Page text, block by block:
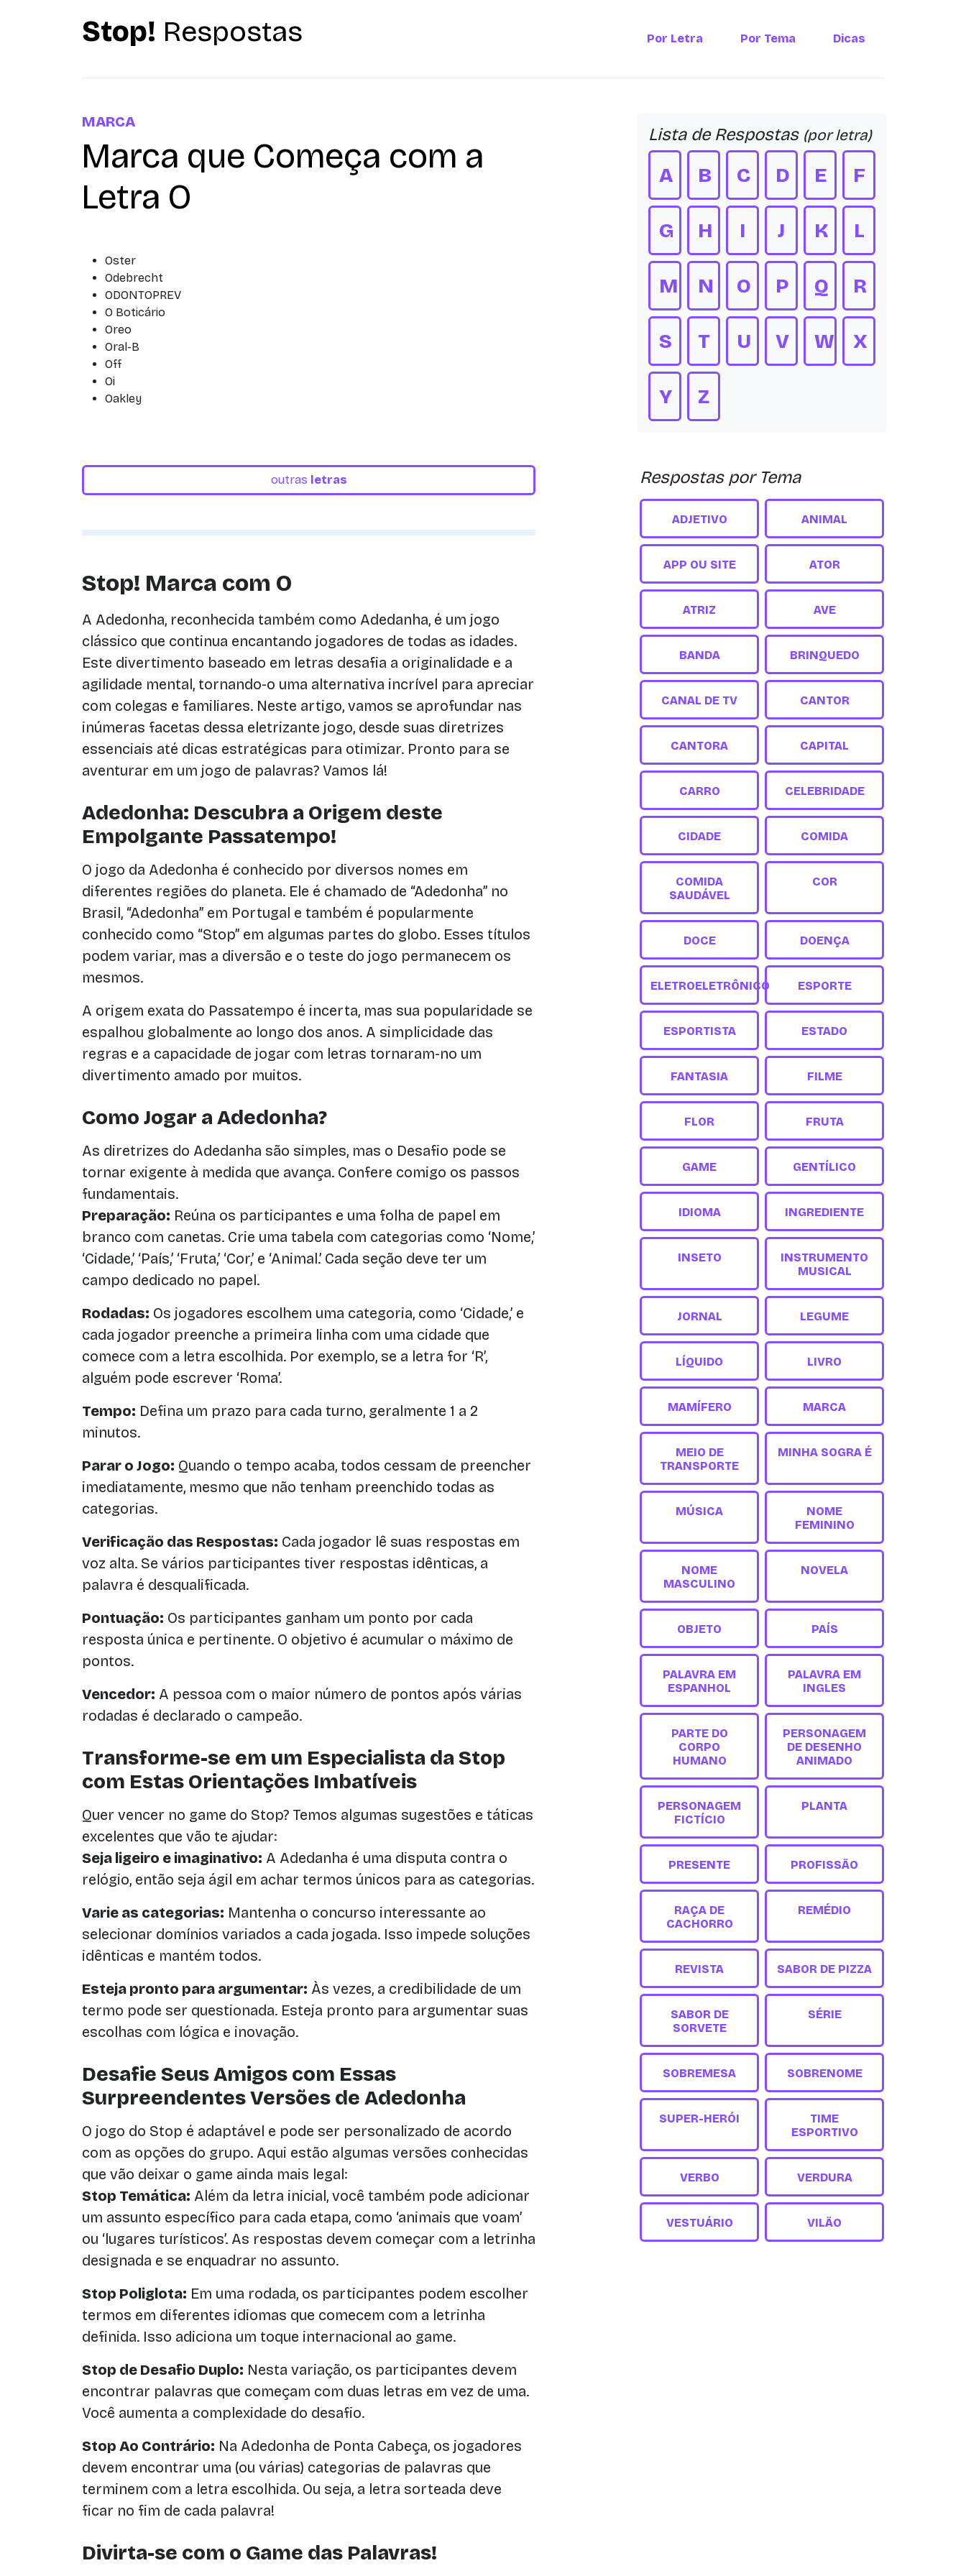
Stop! Respostas Por Letra Por Tema Dicas
MARCA
Marca que Começa com a
Letra O
Oster
Odebrecht
ODONTOPREV
O Boticário
Oreo
Oral-B
Off
Oi
Oakley
outras letras
Stop! Marca com O
A Adedonha, reconhecida também como Adedanha, é um jogo
clássico que continua encantando jogadores de todas as idades.
Este divertimento baseado em letras desafia a originalidade e a
agilidade mental, tornando-o uma alternativa incrível para apreciar
com colegas e familiares. Neste artigo, vamos se aprofundar nas
inúmeras facetas dessa eletrizante jogo, desde suas diretrizes
essenciais até dicas estratégicas para otimizar. Pronto para se
aventurar em um jogo de palavras? Vamos lá!
Adedonha: Descubra a Origem deste
Empolgante Passatempo!
O jogo da Adedonha é conhecido por diversos nomes em
diferentes regiões do planeta. Ele é chamado de “Adedonha” no
Brasil, “Adedonha” em Portugal e também é popularmente
conhecido como “Stop” em algumas partes do globo. Esses títulos
podem variar, mas a diversão e o teste do jogo permanecem os
mesmos.
A origem exata do Passatempo é incerta, mas sua popularidade se
espalhou globalmente ao longo dos anos. A simplicidade das
regras e a capacidade de jogar com letras tornaram-no um
divertimento amado por muitos.
Como Jogar a Adedonha?
As diretrizes do Adedanha são simples, mas o Desafio pode se
tornar exigente à medida que avança. Confere comigo os passos
fundamentais.
Preparação: Reúna os participantes e uma folha de papel em
branco com canetas. Crie uma tabela com categorias como ‘Nome,’
‘Cidade,’ ‘País,’ ‘Fruta,’ ‘Cor,’ e ‘Animal.’ Cada seção deve ter um
campo dedicado no papel.
Rodadas: Os jogadores escolhem uma categoria, como ‘Cidade,’ e
cada jogador preenche a primeira linha com uma cidade que
comece com a letra escolhida. Por exemplo, se a letra for ‘R’,
alguém pode escrever ‘Roma’.
Tempo: Defina um prazo para cada turno, geralmente 1 a 2
minutos.
Parar o Jogo: Quando o tempo acaba, todos cessam de preencher
imediatamente, mesmo que não tenham preenchido todas as
categorias.
Verificação das Respostas: Cada jogador lê suas respostas em
voz alta. Se vários participantes tiver respostas idênticas, a
palavra é desqualificada.
Pontuação: Os participantes ganham um ponto por cada
resposta única e pertinente. O objetivo é acumular o máximo de
pontos.
Vencedor: A pessoa com o maior número de pontos após várias
rodadas é declarado o campeão.
Transforme-se em um Especialista da Stop
com Estas Orientações Imbatíveis
Quer vencer no game do Stop? Temos algumas sugestões e táticas
excelentes que vão te ajudar:
Seja ligeiro e imaginativo: A Adedanha é uma disputa contra o
relógio, então seja ágil em achar termos únicos para as categorias.
Varie as categorias: Mantenha o concurso interessante ao
selecionar domínios variados a cada jogada. Isso impede soluções
idênticas e mantém todos.
Esteja pronto para argumentar: Às vezes, a credibilidade de um
termo pode ser questionada. Esteja pronto para argumentar suas
escolhas com lógica e inovação.
Desafie Seus Amigos com Essas
Surpreendentes Versões de Adedonha
O jogo do Stop é adaptável e pode ser personalizado de acordo
com as opções do grupo. Aqui estão algumas versões conhecidas
que vão deixar o game ainda mais legal:
Stop Temática: Além da letra inicial, você também pode adicionar
um assunto específico para cada etapa, como ‘animais que voam’
ou ‘lugares turísticos’. As respostas devem começar com a letrinha
designada e se enquadrar no assunto.
Stop Poliglota: Em uma rodada, os participantes podem escolher
termos em diferentes idiomas que comecem com a letrinha
definida. Isso adiciona um toque internacional ao game.
Stop de Desafio Duplo: Nesta variação, os participantes devem
encontrar palavras que começam com duas letras em vez de uma.
Você aumenta a complexidade do desafio.
Stop Ao Contrário: Na Adedonha de Ponta Cabeça, os jogadores
devem encontrar uma (ou várias) categorias de palavras que
terminem com a letra escolhida. Ou seja, a letra sorteada deve
ficar no fim de cada palavra!
Divirta-se com o Game das Palavras!
Lista de Respostas (por letra)
A B C D E F
G H I J K L
M N O P Q R
S T U V W X
Y Z
Respostas por Tema
ADJETIVO ANIMAL
APP OU SITE ATOR
ATRIZ AVE
BANDA BRINQUEDO
CANAL DE TV CANTOR
CANTORA CAPITAL
CARRO CELEBRIDADE
CIDADE COMIDA
COMIDA
SAUDÁVEL
COR
DOCE DOENÇA
ELETROELETRÔNICO ESPORTE
ESPORTISTA ESTADO
FANTASIA FILME
FLOR FRUTA
GAME GENTÍLICO
IDIOMA INGREDIENTE
INSETO
INSTRUMENTO
MUSICAL
JORNAL LEGUME
LÍQUIDO LIVRO
MAMÍFERO MARCA
MEIO DE
TRANSPORTE
MINHA SOGRA É
MÚSICA
NOME
FEMININO
NOME
MASCULINO
NOVELA
OBJETO PAÍS
PALAVRA EM
ESPANHOL
PALAVRA EM
INGLES
PARTE DO
CORPO
HUMANO
PERSONAGEM
DE DESENHO
ANIMADO
PERSONAGEM
FICTÍCIO
PLANTA
PRESENTE PROFISSÃO
RAÇA DE
CACHORRO
REMÉDIO
REVISTA SABOR DE PIZZA
SABOR DE
SORVETE
SÉRIE
SOBREMESA SOBRENOME
SUPER-HERÓI
TIME
ESPORTIVO
VERBO VERDURA
VESTUÁRIO VILÃO